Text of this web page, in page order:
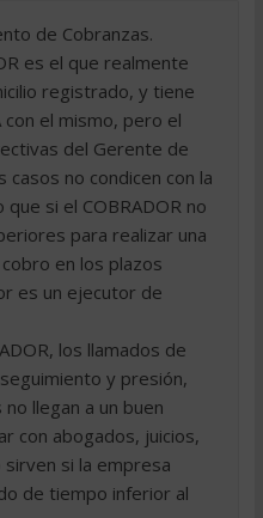
de Cobranzas.
es el que realmente
registrado, y tiene
con el mismo, pero el
del Gerente de
casos no condicen con la
si el COBRADOR no
para realizar una
en los plazos
es un ejecutor de
los llamados de
y presión,
llegan a un buen
con abogados, juicios,
si la empresa
de tiempo inferior al